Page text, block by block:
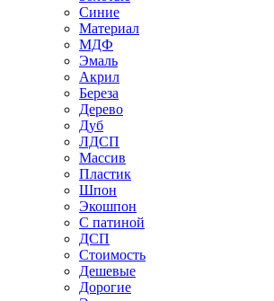
Синие
Материал
МДФ
Эмаль
Акрил
Береза
Дерево
Дуб
ЛДСП
Массив
Пластик
Шпон
Экошпон
С патиной
ДСП
Стоимость
Дешевые
Дорогие